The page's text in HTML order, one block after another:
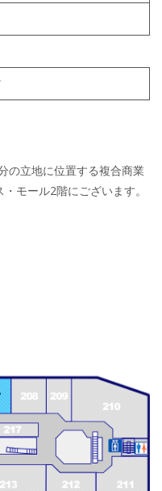
の立地に位置する複合商業
モール2階にございます。